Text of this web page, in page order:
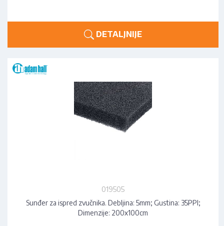
DETALJNIJE
019505
Sunđer za ispred zvučnika. Debljina: 5mm; Gustina: 35PPI;
Dimenzije: 200x100cm